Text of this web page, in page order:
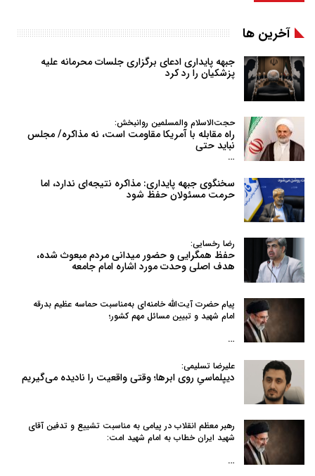
آخرین ها
جبهه پایداری ادعای برگزاری جلسات محرمانه علیه
پزشکیان را رد کرد
حجت‌الاسلام والمسلمین روانبخش:
راه مقابله با آمریکا مقاومت است، نه مذاکره/ مجلس
نباید حتی
…
سخنگوی جبهه پایداری: مذاکره نتیجه‌ای ندارد، اما
حرمت مسئولان حفظ شود
رضا رخسایی:
حفظ همگرایی و حضور میدانی مردم مبعوث شده،
هدف اصلی وحدت مورد اشاره امام جامعه
پیام حضرت آیت‌الله خامنه‌ای به‌مناسبت حماسه عظیم بدرقه
امام شهید و تبیین مسائل مهم کشور؛
…
علیرضا تسلیمی:
دیپلماسیِ روی ابرها؛ وقتی واقعیت را نادیده می‌گیریم
رهبر معظم انقلاب در پیامی به‌ مناسبت تشییع و تدفین آقای
شهید ایران خطاب به امام شهید امت:
…